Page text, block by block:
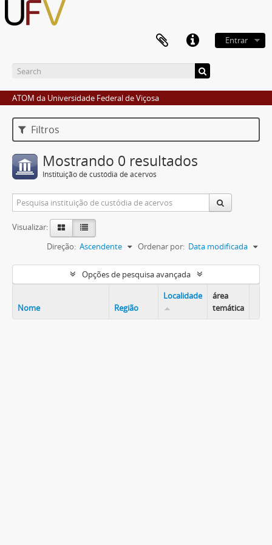
Entrar
ATOM da Universidade Federal de Viçosa
Filtros
Mostrando 0 resultados
Instituição de custódia de acervos
Visualizar:
Ordenar por: Data modificada
Direção: Ascendente
Opções de pesquisa avançada
Nome Região
Localidade
área
temática